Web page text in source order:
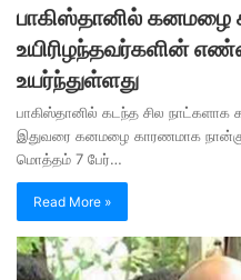
பாகிஸ்தானில்
உயிரிழந்தவர்களின்
உயர்ந்துள்ளது
பாகிஸ்தானில் கடந்த சில நாட்களாக
இதுவரை கனமழை காரணமாக
மொத்தம் 7 பேர்…
Read More »